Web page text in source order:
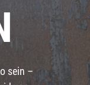
sein –